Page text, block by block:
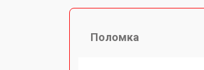
Поломка